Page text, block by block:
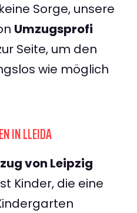
Sorge, unsere
Umzugsprofi
Seite, um den
wie möglich
IN LLEIDA
von Leipzig
Kinder, die eine